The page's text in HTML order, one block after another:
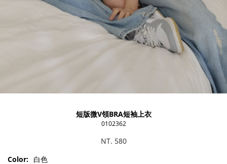
短版微V領BRA短袖上衣
0102362
NT. 580
Color: 白色